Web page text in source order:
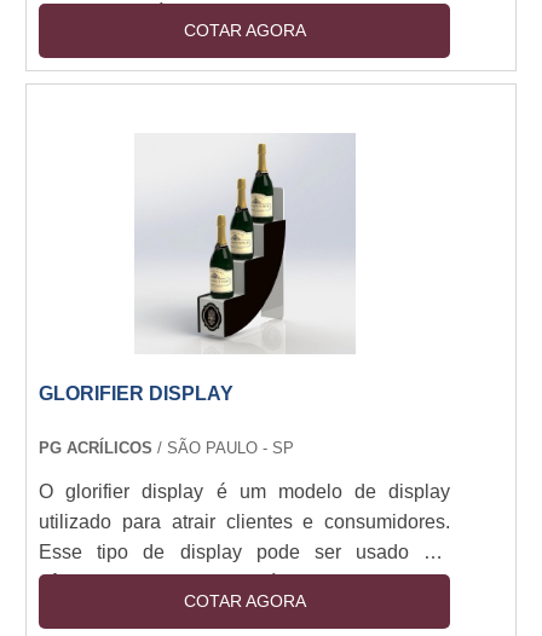
colado no Acrílico.
COTAR AGORA
GLORIFIER DISPLAY
PG ACRÍLICOS / SÃO PAULO - SP
O glorifier display é um modelo de display
utilizado para atrair clientes e consumidores.
Esse tipo de display pode ser usado em
gôndolas ou pontos específicos do PDV, e tem
como principal característica a interação do
COTAR AGORA